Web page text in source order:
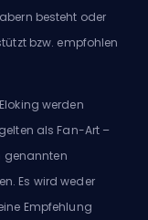
besteht oder
bzw. empfohlen
werden
als Fan-Art –
genannten
Es wird weder
Empfehlung